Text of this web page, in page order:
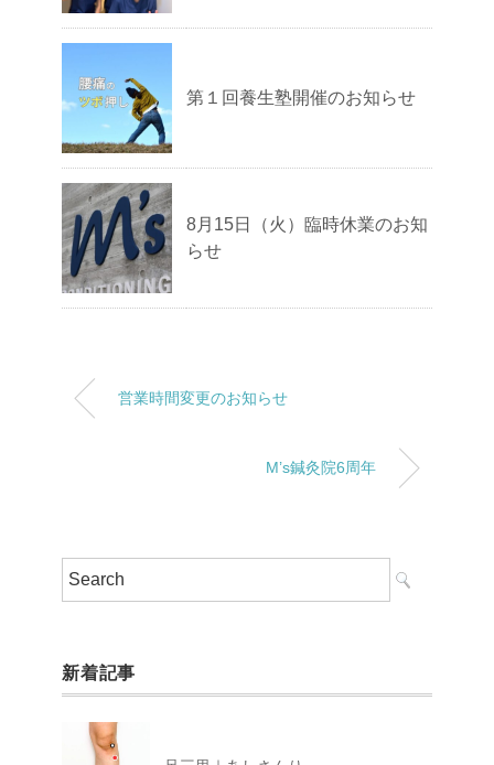
第１回養生塾開催のお知らせ
8月15日（火）臨時休業のお知
らせ
営業時間変更のお知らせ
M’s鍼灸院6周年
新着記事